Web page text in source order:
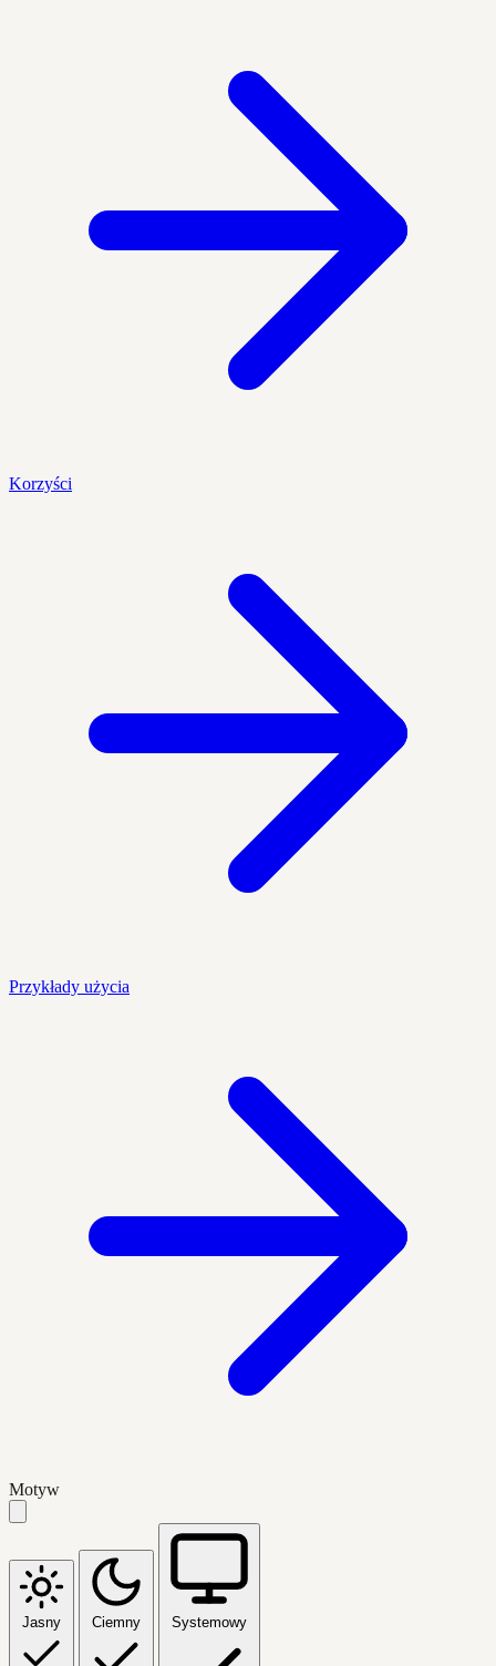
Korzyści
Przykłady użycia
Motyw
Jasny Ciemny Systemowy